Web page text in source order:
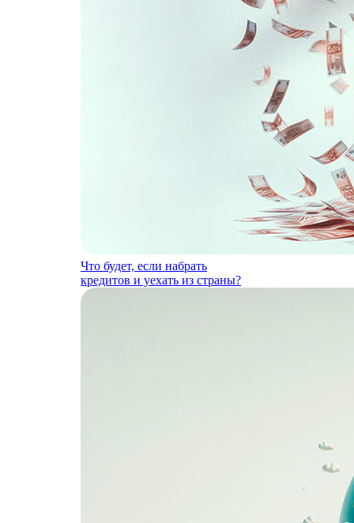
Что будет, если набрать
кредитов и уехать из страны?